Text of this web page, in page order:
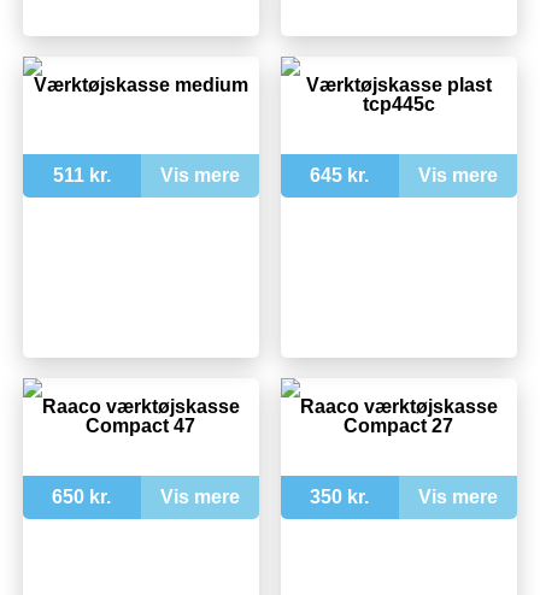
Værktøjskasse medium
511 kr. Vis mere
Værktøjskasse plast
tcp445c
645 kr. Vis mere
Raaco værktøjskasse
Compact 47
650 kr. Vis mere
Raaco værktøjskasse
Compact 27
350 kr. Vis mere